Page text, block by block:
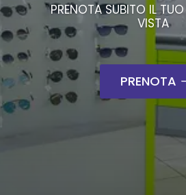
PRENOTA SUBITO IL TUO
VISTA
PRENOTA